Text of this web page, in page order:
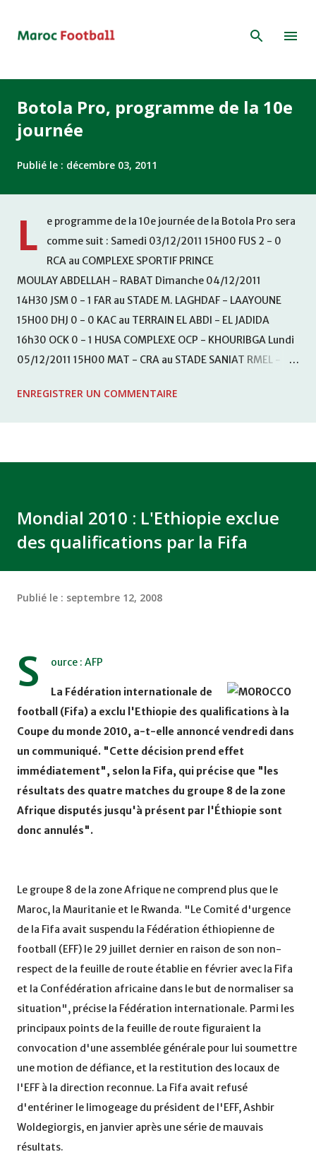
Botola Pro, programme de la 10e
journée
Publié le : décembre 03, 2011
L
e programme de la 10e journée de la Botola Pro sera
comme suit : Samedi 03/12/2011 15H00 FUS 2 - 0
RCA au COMPLEXE SPORTIF PRINCE
MOULAY ABDELLAH - RABAT Dimanche 04/12/2011
14H30 JSM 0 - 1 FAR au STADE M. LAGHDAF - LAAYOUNE
15H00 DHJ 0 - 0 KAC au TERRAIN EL ABDI - EL JADIDA
16h30 OCK 0 - 1 HUSA COMPLEXE OCP - KHOURIBGA Lundi
05/12/2011 15H00 MAT - CRA au STADE SANIAT RMEL -
KHEMISET Mardi 06/12/2011 15H00 WAF - OCS au
ENREGISTRER UN COMMENTAIRE
Mondial 2010 : L'Ethiopie exclue
des qualifications par la Fifa
Publié le : septembre 12, 2008
S ource : AFP
La Fédération internationale de
football (Fifa) a exclu l'Ethiopie des qualifications à la
Coupe du monde 2010, a-t-elle annoncé vendredi dans
un communiqué. "Cette décision prend effet
immédiatement", selon la Fifa, qui précise que "les
résultats des quatre matches du groupe 8 de la zone
Afrique disputés jusqu'à présent par l'Éthiopie sont
donc annulés".
Le groupe 8 de la zone Afrique ne comprend plus que le
Maroc, la Mauritanie et le Rwanda. "Le Comité d'urgence
de la Fifa avait suspendu la Fédération éthiopienne de
football (EFF) le 29 juillet dernier en raison de son non-
respect de la feuille de route établie en février avec la Fifa
et la Confédération africaine dans le but de normaliser sa
situation", précise la Fédération internationale. Parmi les
principaux points de la feuille de route figuraient la
convocation d'une assemblée générale pour lui soumettre
une motion de défiance, et la restitution des locaux de
l'EFF à la direction reconnue. La Fifa avait refusé
d'entériner le limogeage du président de l'EFF, Ashbir
Woldegiorgis, en janvier après une série de mauvais
résultats.